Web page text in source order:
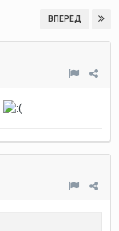
ВПЕРЁД